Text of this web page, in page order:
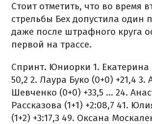
Стоит отметить, что во время
стрельбы Бех допустила один
даже после штрафного круга
первой на трассе.
Спринт. Юниорки 1. Екатерина
50,2 2. Лаура Буко (0+0) +21,4 3.
Шевченко (0+0) +33,5 ... 24.
Рассказова (1+1) +2:08,7 41.
(1+2) +3:17,3 49. Оксана